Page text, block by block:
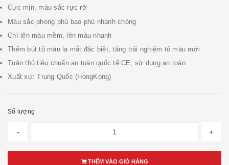
Cực mịn, màu sắc rực rỡ
Màu sắc phong phú bao phủ nhanh chóng
Chì lên màu mềm, lên màu nhanh
Thêm bút tô màu lạ mắt đặc biệt, tăng trải nghiệm tô màu mới
Tuân thủ tiêu chuẩn an toàn quốc tế CE, sử dụng an toàn
Xuất xứ: Trung Quốc (HongKong)
Số lượng
- +
THÊM VÀO GIỎ HÀNG